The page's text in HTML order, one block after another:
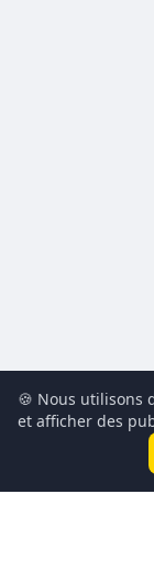
🍪 Nous utilisons
et afficher des